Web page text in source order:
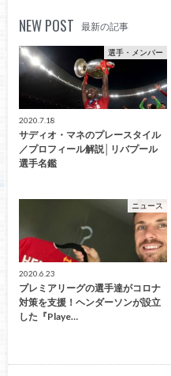
NEW POST 最新の記事
選手・メンバー
2020.7.18
サディオ・マネのプレースタイル
／プロフィール解説│リバプール
選手名鑑
ニュース
2020.6.23
プレミアリーグの選手達がコロナ
対策を支援！ヘンダーソンが設立
した『Playe…